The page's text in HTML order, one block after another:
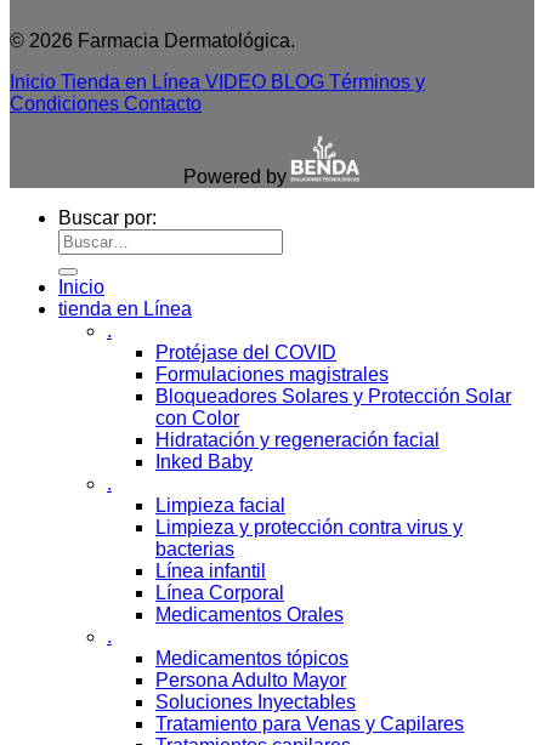
© 2026 Farmacia Dermatológica.
Inicio Tienda en Línea VIDEO BLOG Términos y
Condiciones Contacto
Powered by
Buscar por:
Inicio
tienda en Línea
.
Protéjase del COVID
Formulaciones magistrales
Bloqueadores Solares y Protección Solar
con Color
Hidratación y regeneración facial
Inked Baby
.
Limpieza facial
Limpieza y protección contra virus y
bacterias
Línea infantil
Línea Corporal
Medicamentos Orales
.
Medicamentos tópicos
Persona Adulto Mayor
Soluciones Inyectables
Tratamiento para Venas y Capilares